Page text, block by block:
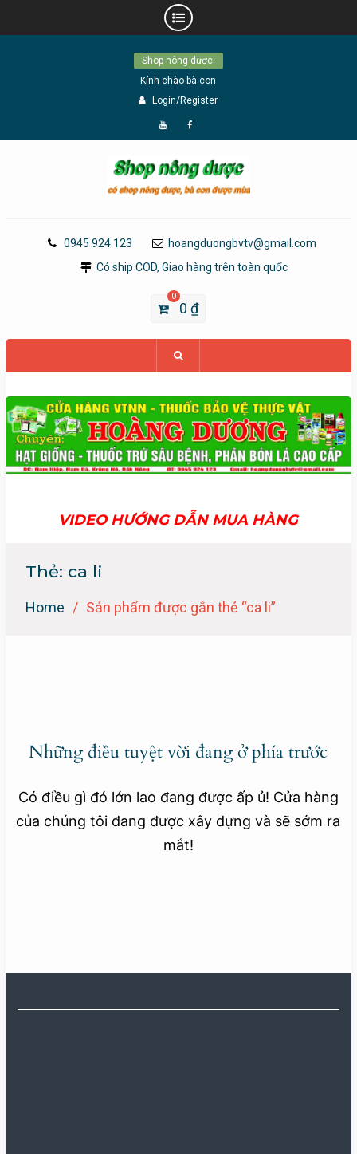
Shop nông dược:
Kính chào bà con
Login/Register
Đăng
YouTube
Page
0945 924 123
hoangduongbvtv@gmail.com
Có ship COD, Giao hàng trên toàn quốc
0
0₫
VIDEO HƯỚNG DẪN MUA HÀNG
Thẻ: ca li
Home Sản phẩm được gắn thẻ “ca li”
Những điều tuyệt vời đang ở phía trước
Có điều gì đó lớn lao đang được ấp ủ! Cửa hàng
của chúng tôi đang được xây dựng và sẽ sớm ra
mắt!